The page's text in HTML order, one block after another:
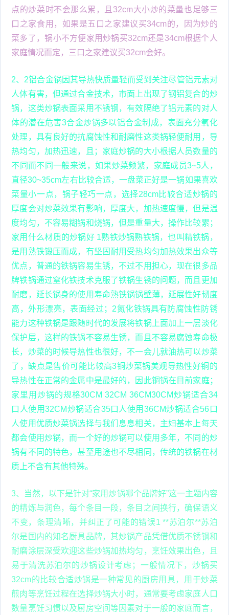
点的炒菜时不会那么累，且32cm大小炒的菜量也足够三
口之家食用，如果是五口之家建议买34cm的，因为炒的
菜多了，锅小不方便家用炒锅买32cm还是34cm根据个人
家庭情况而定，三口之家建议买32cm会好。
2、2铝合金锅因其导热快质量轻而受到关注尽管铝元素对
人体有害，但通过合金技术，市面上出现了钢铝复合的炒
锅，这类炒锅表面采用不锈钢，有效隔绝了铝元素的对人
体的潜在危害3合金炒锅多以铝合金制成，表面充分氧化
处理，具有良好的抗腐蚀性和耐磨性这类锅轻便耐用，导
热均匀，加热迅速，且；家庭炒锅的大小根据人员数量的
不同而不同一般来说，如果炒菜频繁，家庭成员3~5人，
直径30~35cm左右比较合适，一盘菜正好是一锅如果喜欢
菜量小一点，锅子轻巧一点，选择28cm比较合适炒锅的
厚度会对炒菜效果有影响，厚度大，加热速度慢，但是温
度均匀，不容易糊锅和烧锅，但是重量大，操作比较累；
家用什么材质的炒锅好 1熟铁炒锅熟铁锅，也叫精铁锅，
是用熟铁锻压而成，有坚固耐用受热均匀加热效果出众等
优点，普通的铁锅容易生锈，不过不用担心，现在很多品
牌铁锅通过窒化铁技术克服了铁锅生锈的问题，而且更加
耐磨，延长锅身的使用寿命熟铁锅锅壁薄，延展性好韧度
高，外形漂亮，表面经过；2氮化铁锅具有防腐蚀性防锈
能力这种铁锅是跟随时代的发展将铁锅上面加上一层淡化
保护层，这样的铁锅不容易生锈，而且不容易腐蚀寿命极
长，炒菜的时候导热性也很好，不一会儿就油热可以炒菜
了，缺点是售价可能比较高3铜炒菜锅美观导热性好铜的
导热性在正常的金属中是最好的，因此铜锅在目前家庭；
家里用炒锅的规格30CM 32CM 36CM30CM炒锅适合34
口人使用32CM炒锅适合35口人使用36CM炒锅适合56口
人使用优质炒菜锅选择与我们息息相关，主妇基本上每天
都会使用炒锅，而一个好的炒锅可以使用多年，不同的炒
锅有不同的特色，甚至用途也不尽相同，传统的铁锅在材
质上不含有其他特殊。
3、当然，以下是针对“家用炒锅哪个品牌好”这一主题内容
的精炼与润色，每个条目一段，条目之间换行，确保语义
不变，条理清晰，并纠正了可能的错误1 **苏泊尔**苏泊
尔是国内的知名厨具品牌，其炒锅产品凭借优质不锈钢和
耐磨涂层深受欢迎这些炒锅加热均匀，烹饪效果出色，且
易于清洗苏泊尔的炒锅设计考虑；一般情况下，炒锅买
32cm的比较合适炒锅是一种常见的厨房用具，用于炒菜
煎肉等烹饪过程在选择炒锅大小时，通常要考虑家庭人口
数量烹饪习惯以及厨房空间等因素对于一般的家庭而言，